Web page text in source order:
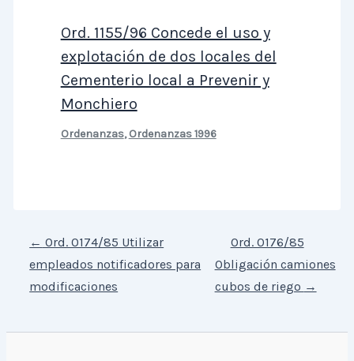
Ord. 1155/96 Concede el uso y
explotación de dos locales del
Cementerio local a Prevenir y
Monchiero
Ordenanzas,Ordenanzas 1996
← Ord. 0174/85 Utilizar
empleados notificadores para
modificaciones
Ord. 0176/85
Obligación camiones
cubos de riego →